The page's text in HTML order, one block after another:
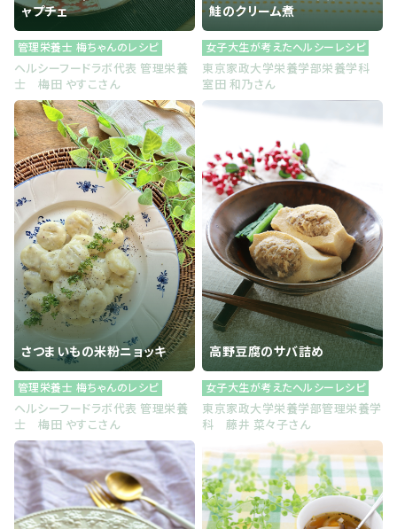
ャプチェ
管理栄養士 梅ちゃんのレシピ
ヘルシーフードラボ代表 管理栄養
士 梅田 やすこさん
鮭のクリーム煮
女子大生が考えたヘルシーレシピ
東京家政大学栄養学部栄養学科
室田 和乃さん
さつまいもの米粉ニョッキ
管理栄養士 梅ちゃんのレシピ
ヘルシーフードラボ代表 管理栄養
士 梅田 やすこさん
高野豆腐のサバ詰め
女子大生が考えたヘルシーレシピ
東京家政大学栄養学部管理栄養学
科 藤井 菜々子さん